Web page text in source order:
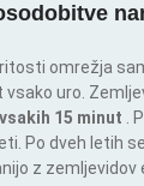
omrežja
vsako uro.
15 minut
.
Po dveh letih
z zemljevidov